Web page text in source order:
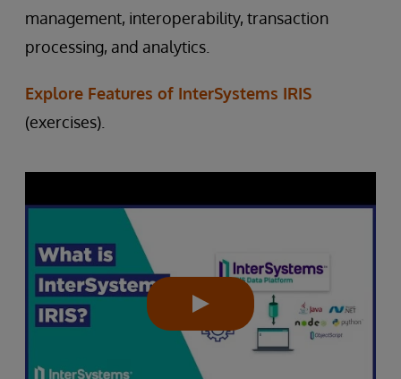
management, interoperability, transaction
processing, and analytics.
Explore Features of InterSystems IRIS
(exercises).